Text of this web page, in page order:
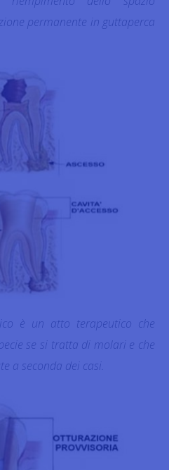
permanente in guttaperca
è un atto terapeutico che
se si tratta di molari e che
a seconda dei casi.